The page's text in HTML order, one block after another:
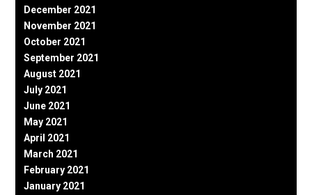
December 2021
November 2021
October 2021
September 2021
August 2021
July 2021
June 2021
May 2021
April 2021
March 2021
February 2021
January 2021